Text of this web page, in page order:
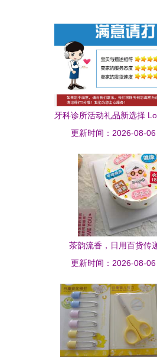
牙科诊所活动礼品新选择
工厂直销品质
更新时间：2026-08-06
茶韵流香，日用百货传
更新时间：2026-08-